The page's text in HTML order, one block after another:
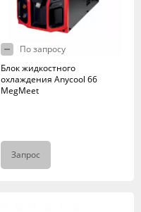
По запросу
Блок жидкостного
охлаждения Anycool 66
MegMeet
Запрос